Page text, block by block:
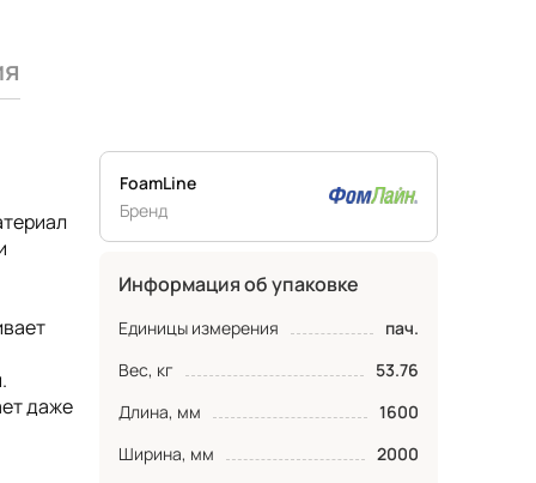
даже
FoamLine
Бренд
Информация об упаковке
Единицы измерения
пач.
Вес, кг
53.76
Длина, мм
1600
Ширина, мм
2000